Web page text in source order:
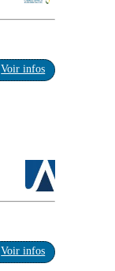
Voir infos
Voir infos